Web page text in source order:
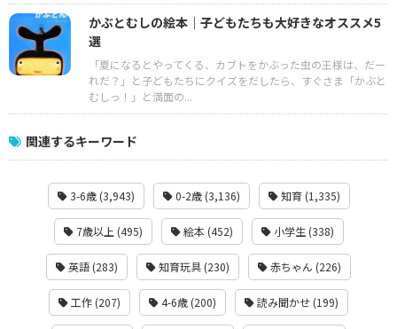
かぶとむしの絵本｜子どもたちも大好きなオススメ5
選
「夏になるとやってくる、カブトをかぶった虫の王様は、だー
れだ？」と子どもたちにクイズをだしたら、すぐさま「かぶと
むしっ！」と満面の...
関連するキーワード
3-6歳 (3,943) 0-2歳 (3,136) 知育 (1,335)
7歳以上 (495) 絵本 (452) 小学生 (338)
英語 (283) 知育玩具 (230) 赤ちゃん (226)
工作 (207) 4-6歳 (200) 読み聞かせ (199)